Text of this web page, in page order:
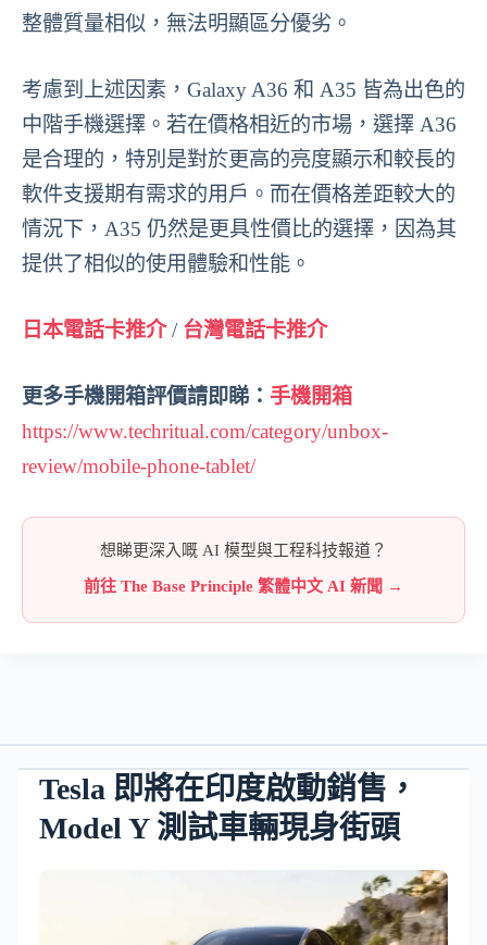
整體質量相似，無法明顯區分優劣。
考慮到上述因素，Galaxy A36 和 A35 皆為出色的
中階手機選擇。若在價格相近的市場，選擇 A36
是合理的，特別是對於更高的亮度顯示和較長的
軟件支援期有需求的用戶。而在價格差距較大的
情況下，A35 仍然是更具性價比的選擇，因為其
提供了相似的使用體驗和性能。
日本電話卡推介/ 台灣電話卡推介
更多手機開箱評價請即睇： 手機開箱
https://www.techritual.com/category/unbox-
review/mobile-phone-tablet/
想睇更深入嘅 AI 模型與工程科技報道？
前往 The Base Principle 繁體中文 AI 新聞 →
Tesla 即將在印度啟動銷售，
Model Y 測試車輛現身街頭